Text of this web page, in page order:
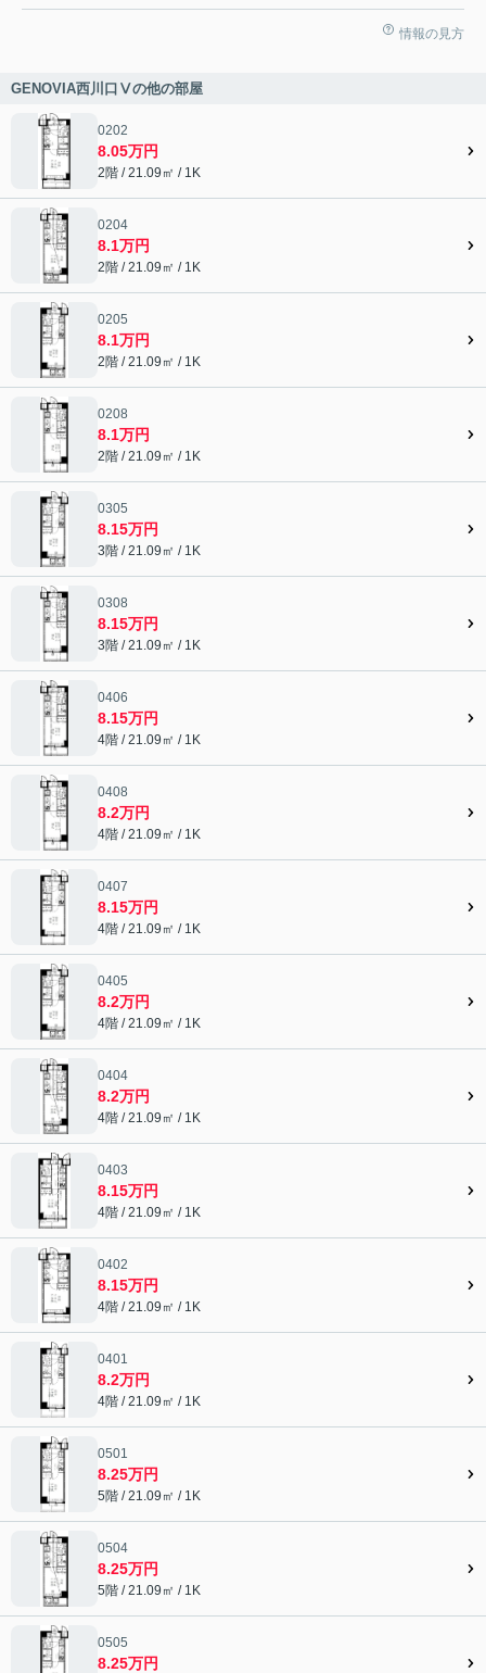
情報の見方
GENOVIA西川口Ⅴの他の部屋
0202
8.05万円
2階 / 21.09㎡ / 1K
0204
8.1万円
2階 / 21.09㎡ / 1K
0205
8.1万円
2階 / 21.09㎡ / 1K
0208
8.1万円
2階 / 21.09㎡ / 1K
0305
8.15万円
3階 / 21.09㎡ / 1K
0308
8.15万円
3階 / 21.09㎡ / 1K
0406
8.15万円
4階 / 21.09㎡ / 1K
0408
8.2万円
4階 / 21.09㎡ / 1K
0407
8.15万円
4階 / 21.09㎡ / 1K
0405
8.2万円
4階 / 21.09㎡ / 1K
0404
8.2万円
4階 / 21.09㎡ / 1K
0403
8.15万円
4階 / 21.09㎡ / 1K
0402
8.15万円
4階 / 21.09㎡ / 1K
0401
8.2万円
4階 / 21.09㎡ / 1K
0501
8.25万円
5階 / 21.09㎡ / 1K
0504
8.25万円
5階 / 21.09㎡ / 1K
0505
8.25万円